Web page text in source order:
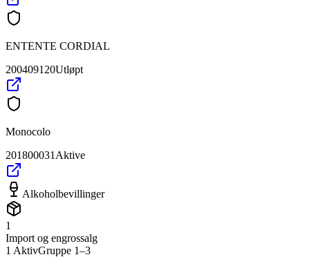
ENTENTE CORDIAL
200409120Utløpt
Monocolo
201800031 Aktive
Alkoholbevillinger
1
Import og engrossalg
1 AktivGruppe 1–3